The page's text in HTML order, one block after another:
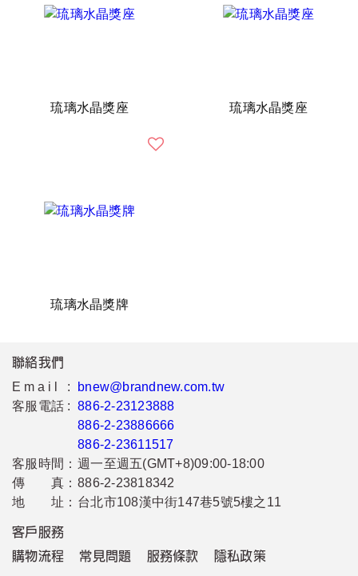
琉璃水晶獎座 琉璃水晶獎座
琉璃水晶獎牌
聯絡我們
Email :
bnew@brandnew.com.tw
客服電話 : 886-2-23123888
886-2-23886666
886-2-23611517
客服時間： 週一至週五(GMT+8)09:00-18:00
傳 真： 886-2-23818342
地 址： 台北市108漢中街147巷5號5樓之11
客戶服務
購物流程
常見問題 服務條款 隱私政策